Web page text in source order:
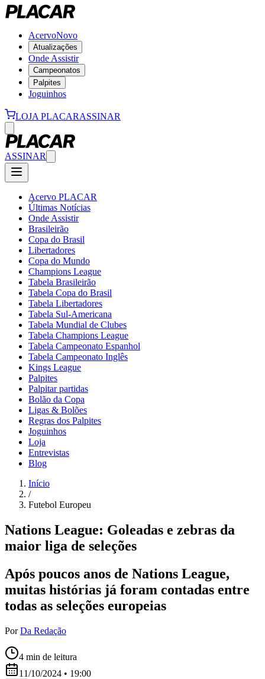
AcervoNovo
Atualizações
Onde Assistir
Campeonatos
Palpites
Joguinhos
LOJA PLACARASSINAR
ASSINAR
Acervo PLACAR
Últimas Notícias
Onde Assistir
Brasileirão
Copa do Brasil
Libertadores
Copa do Mundo
Champions League
Tabela Brasileirão
Tabela Copa do Brasil
Tabela Libertadores
Tabela Sul-Americana
Tabela Mundial de Clubes
Tabela Champions League
Tabela Campeonato Espanhol
Tabela Campeonato Inglês
Kings League
Palpites
Palpitar partidas
Bolão da Copa
Ligas & Bolões
Regras dos Palpites
Joguinhos
Loja
Entrevistas
Blog
Início
/
Futebol Europeu
Nations League: Goleadas e zebras da
maior liga de seleções
Após poucos anos de Nations League,
muitas histórias já foram contadas entre
todas as seleções europeias
Por Da Redação
4 min de leitura
11/10/2024 • 19:00